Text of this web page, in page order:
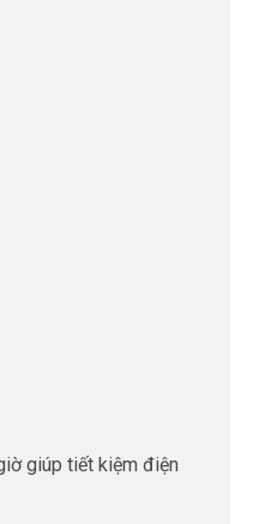
giúp tiết kiệm điện